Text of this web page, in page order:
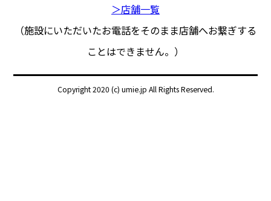
＞店舗一覧
（施設にいただいたお電話をそのまま店舗へお繋ぎする
ことはできません。）
Copyright 2020 (c) umie.jp All Rights Reserved.